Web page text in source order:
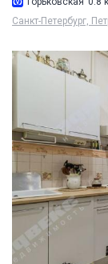
Санкт-Петербург,